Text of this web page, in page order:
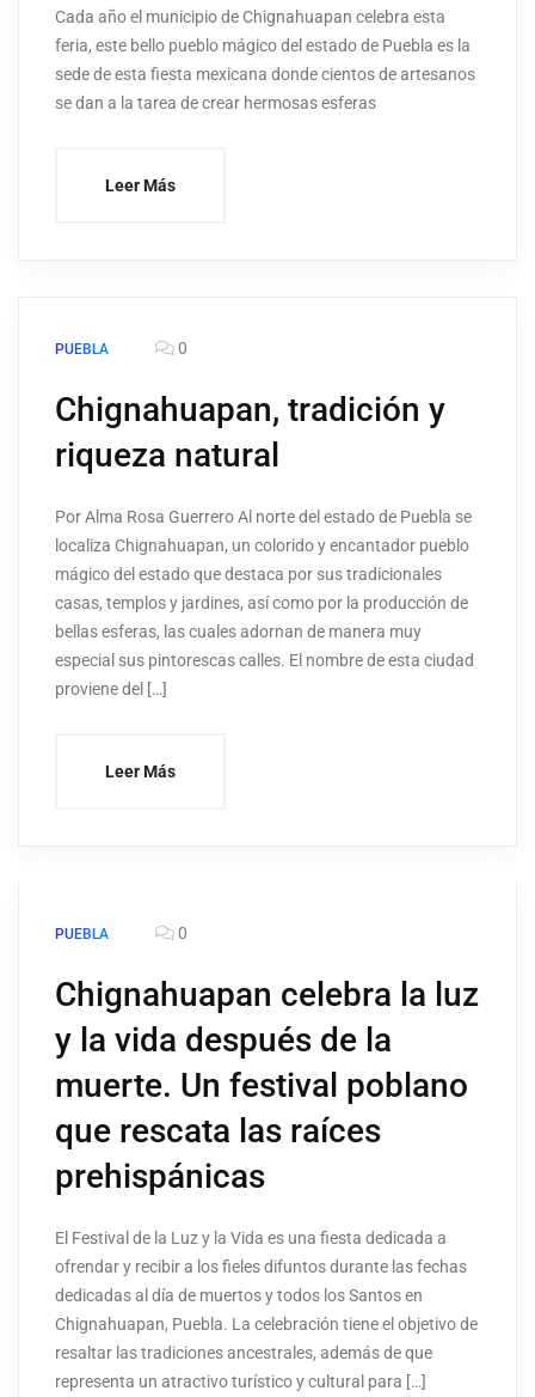
Cada año el municipio de Chignahuapan celebra esta
feria, este bello pueblo mágico del estado de Puebla es la
sede de esta fiesta mexicana donde cientos de artesanos
se dan a la tarea de crear hermosas esferas
Leer Más
PUEBLA 0
Chignahuapan, tradición y
riqueza natural
Por Alma Rosa Guerrero Al norte del estado de Puebla se
localiza Chignahuapan, un colorido y encantador pueblo
mágico del estado que destaca por sus tradicionales
casas, templos y jardines, así como por la producción de
bellas esferas, las cuales adornan de manera muy
especial sus pintorescas calles. El nombre de esta ciudad
proviene del […]
Leer Más
PUEBLA 0
Chignahuapan celebra la luz
y la vida después de la
muerte. Un festival poblano
que rescata las raíces
prehispánicas
El Festival de la Luz y la Vida es una fiesta dedicada a
ofrendar y recibir a los fieles difuntos durante las fechas
dedicadas al día de muertos y todos los Santos en
Chignahuapan, Puebla. La celebración tiene el objetivo de
resaltar las tradiciones ancestrales, además de que
representa un atractivo turístico y cultural para […]